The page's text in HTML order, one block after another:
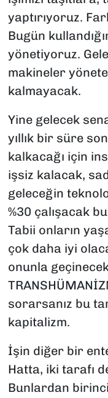
yaptırıyoruz.
Bugün
yönetiyoruz.
makineler
kalmayacak.
Yine gelecek
yıllık bir süre
kalkacağı için
işsiz kalacak,
geleceğin
%30 çalışacak
Tabii onların
çok daha iyi
onunla
sorarsanız bu
kapitalizm.
İşin diğer bir
Hatta, iki tarafı
Bunlardan